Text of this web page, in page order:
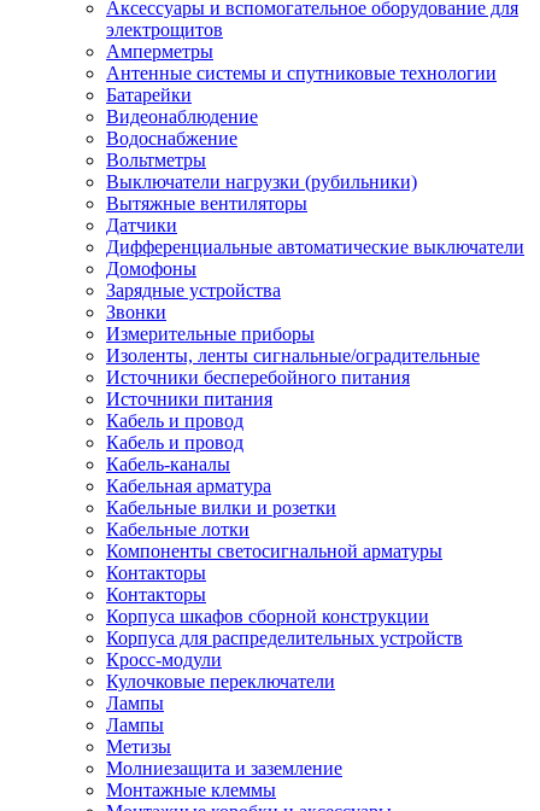
Аксессуары и вспомогательное оборудование для
электрощитов
Амперметры
Антенные системы и спутниковые технологии
Батарейки
Видеонаблюдение
Водоснабжение
Вольтметры
Выключатели нагрузки (рубильники)
Вытяжные вентиляторы
Датчики
Дифференциальные автоматические выключатели
Домофоны
Зарядные устройства
Звонки
Измерительные приборы
Изоленты, ленты сигнальные/оградительные
Источники бесперебойного питания
Источники питания
Кабель и провод
Кабель и провод
Кабель-каналы
Кабельная арматура
Кабельные вилки и розетки
Кабельные лотки
Компоненты светосигнальной арматуры
Контакторы
Контакторы
Корпуса шкафов сборной конструкции
Корпуса для распределительных устройств
Кросс-модули
Кулочковые переключатели
Лампы
Лампы
Метизы
Молниезащита и заземление
Монтажные клеммы